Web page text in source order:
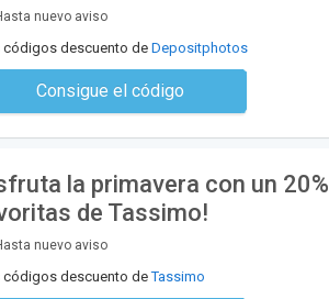
nuevo aviso
códigos descuento de Depositphotos
Consigue el código
No se necesita ningún código
la primavera con un
de Tassimo!
nuevo aviso
códigos descuento deTassimo